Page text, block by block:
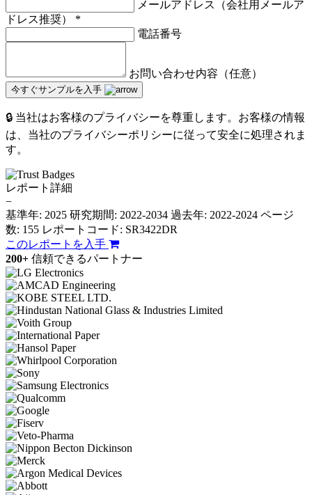
メールアドレス（会社用メールア
ドレス推奨） *
電話番号
お問い合わせ内容（任意）
今すぐサンプルを入手
🔒 当社はお客様のプライバシーを尊重します。お客様の情報
は、当社のプライバシーポリシーに従って安全に処理されま
す。
レポート詳細
−
基準年: 2025 研究期間: 2022-2034 過去年: 2022-2024 ページ
数: 155 レポートコード: SR3422DR
このレポートを入手
200+ 信頼できるパートナー